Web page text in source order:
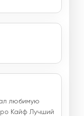
любимую
Кайф Лучший